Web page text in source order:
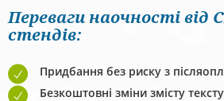
Переваги наочності від
стендів:
Придбання без риску з
Безкоштовні зміни змісту